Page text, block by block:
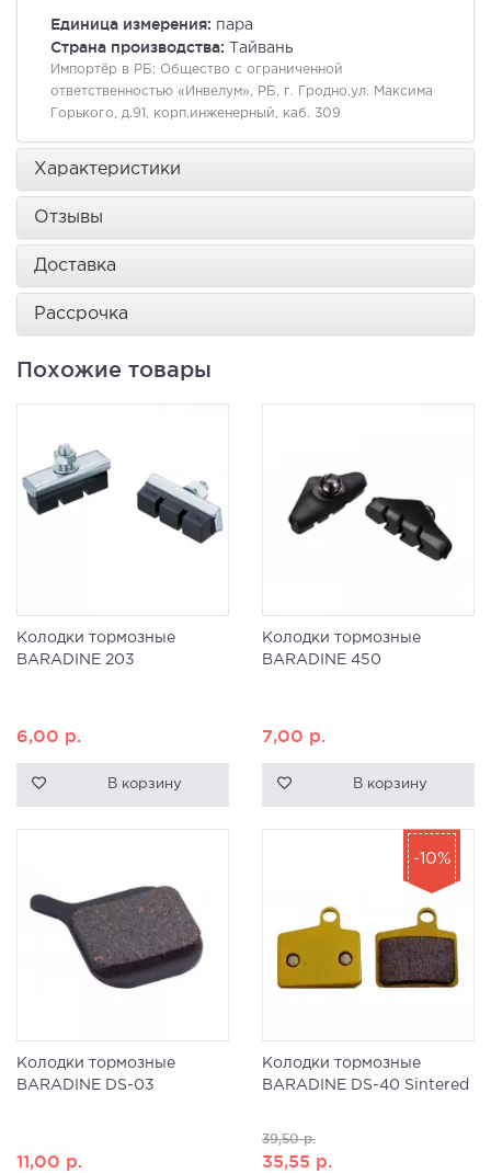
Единица измерения: пара
Страна производства: Тайвань
Импортёр в РБ: Общество с ограниченной
ответственностью «Инвелум», РБ, г. Гродно,ул. Максима
Горького, д.91, корп.инженерный, каб. 309
Характеристики
Отзывы
Доставка
Рассрочка
Похожие товары
Колодки тормозные
BARADINE 203
6,00 р.
В корзину
Колодки тормозные
BARADINE 450
7,00 р.
В корзину
Колодки тормозные
BARADINE DS-03
11,00 р.
Колодки тормозные
BARADINE DS-40 Sintered
39,50р.
35,55 р.
-10%